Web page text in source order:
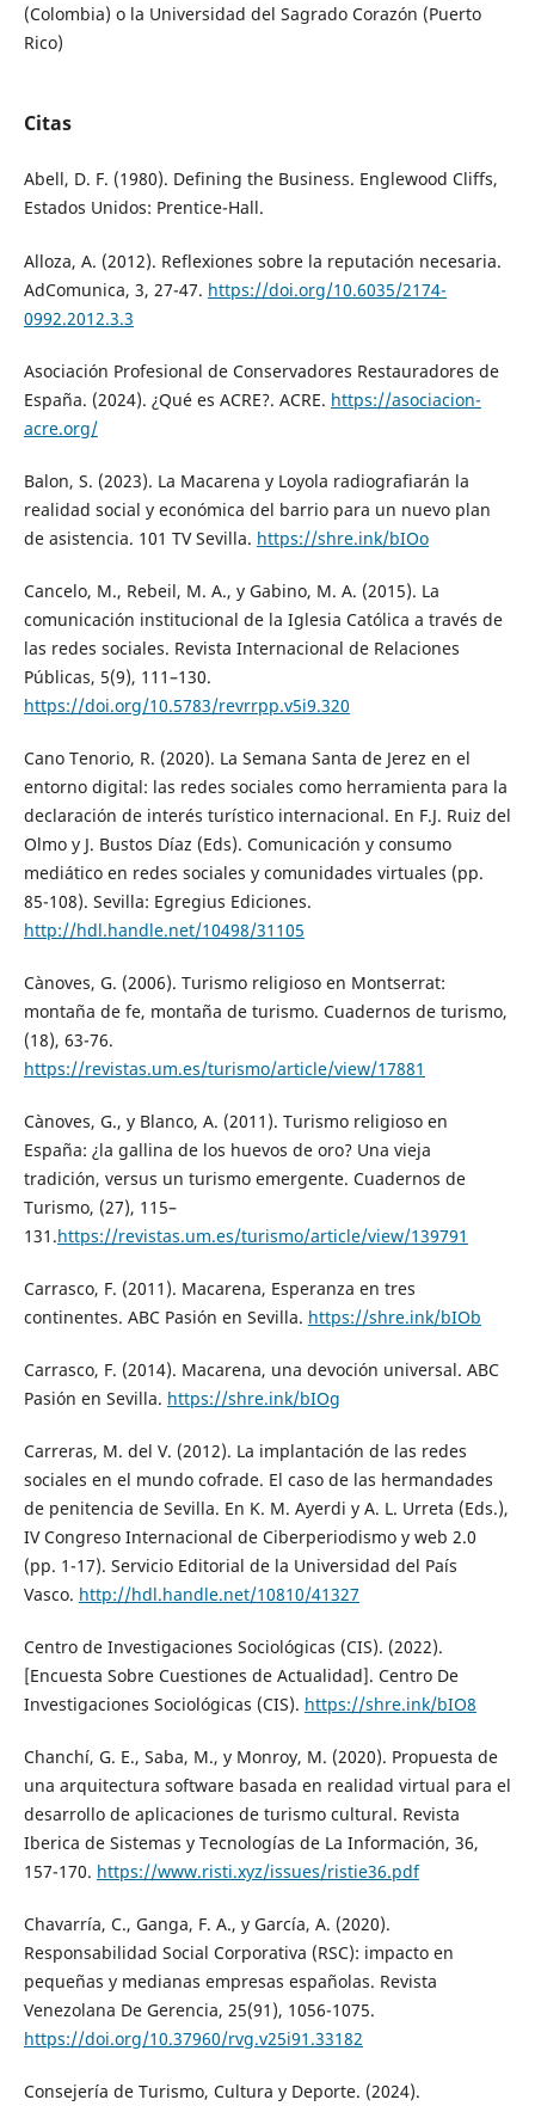
(Colombia) o la Universidad del Sagrado Corazón (Puerto
Rico)
Citas
Abell, D. F. (1980). Defining the Business. Englewood Cliffs,
Estados Unidos: Prentice-Hall.
Alloza, A. (2012). Reflexiones sobre la reputación necesaria.
AdComunica, 3, 27-47. https://doi.org/10.6035/2174-
0992.2012.3.3
Asociación Profesional de Conservadores Restauradores de
España. (2024). ¿Qué es ACRE?. ACRE. https://asociacion-
acre.org/
Balon, S. (2023). La Macarena y Loyola radiografiarán la
realidad social y económica del barrio para un nuevo plan
de asistencia. 101 TV Sevilla. https://shre.ink/bIOo
Cancelo, M., Rebeil, M. A., y Gabino, M. A. (2015). La
comunicación institucional de la Iglesia Católica a través de
las redes sociales. Revista Internacional de Relaciones
Públicas, 5(9), 111–130.
https://doi.org/10.5783/revrrpp.v5i9.320
Cano Tenorio, R. (2020). La Semana Santa de Jerez en el
entorno digital: las redes sociales como herramienta para la
declaración de interés turístico internacional. En F.J. Ruiz del
Olmo y J. Bustos Díaz (Eds). Comunicación y consumo
mediático en redes sociales y comunidades virtuales (pp.
85-108). Sevilla: Egregius Ediciones.
http://hdl.handle.net/10498/31105
Cànoves, G. (2006). Turismo religioso en Montserrat:
montaña de fe, montaña de turismo. Cuadernos de turismo,
(18), 63-76.
https://revistas.um.es/turismo/article/view/17881
Cànoves, G., y Blanco, A. (2011). Turismo religioso en
España: ¿la gallina de los huevos de oro? Una vieja
tradición, versus un turismo emergente. Cuadernos de
Turismo, (27), 115–
131.https://revistas.um.es/turismo/article/view/139791
Carrasco, F. (2011). Macarena, Esperanza en tres
continentes. ABC Pasión en Sevilla. https://shre.ink/bIOb
Carrasco, F. (2014). Macarena, una devoción universal. ABC
Pasión en Sevilla. https://shre.ink/bIOg
Carreras, M. del V. (2012). La implantación de las redes
sociales en el mundo cofrade. El caso de las hermandades
de penitencia de Sevilla. En K. M. Ayerdi y A. L. Urreta (Eds.),
IV Congreso Internacional de Ciberperiodismo y web 2.0
(pp. 1-17). Servicio Editorial de la Universidad del País
Vasco. http://hdl.handle.net/10810/41327
Centro de Investigaciones Sociológicas (CIS). (2022).
[Encuesta Sobre Cuestiones de Actualidad]. Centro De
Investigaciones Sociológicas (CIS). https://shre.ink/bIO8
Chanchí, G. E., Saba, M., y Monroy, M. (2020). Propuesta de
una arquitectura software basada en realidad virtual para el
desarrollo de aplicaciones de turismo cultural. Revista
Iberica de Sistemas y Tecnologías de La Información, 36,
157-170. https://www.risti.xyz/issues/ristie36.pdf
Chavarría, C., Ganga, F. A., y García, A. (2020).
Responsabilidad Social Corporativa (RSC): impacto en
pequeñas y medianas empresas españolas. Revista
Venezolana De Gerencia, 25(91), 1056-1075.
https://doi.org/10.37960/rvg.v25i91.33182
Consejería de Turismo, Cultura y Deporte. (2024).